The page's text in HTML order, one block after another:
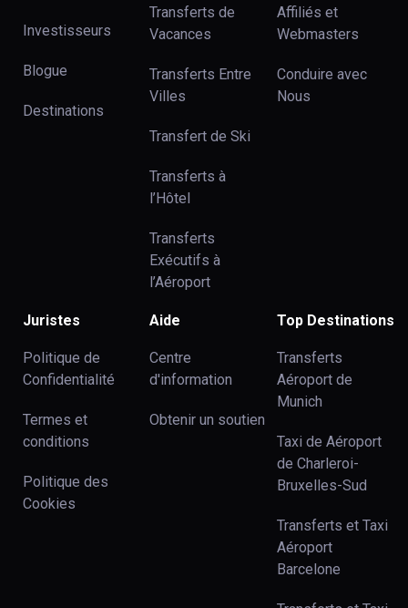
Investisseurs
Blogue
Destinations
Transferts de
Vacances
Transferts Entre
Villes
Transfert de Ski
Transferts à
l’Hôtel
Transferts
Exécutifs à
l’Aéroport
Affiliés et
Webmasters
Conduire avec
Nous
Juristes
Politique de
Confidentialité
Termes et
conditions
Politique des
Cookies
Aide
Centre
d'information
Obtenir un soutien
Top Destinations
Transferts
Aéroport de
Munich
Taxi de Aéroport
de Charleroi-
Bruxelles-Sud
Transferts et Taxi
Aéroport
Barcelone